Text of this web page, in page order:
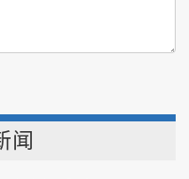
闻